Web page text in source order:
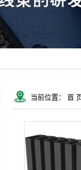
连接器
连接器
连接器
连接器
荣誉资质
当前位置： 首